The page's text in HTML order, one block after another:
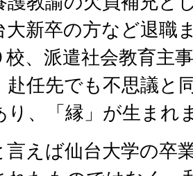
大新卒の方など退職
校、派遣社会教育主
赴任先でも不思議と
り、「縁」が生まれ
えば仙台大学の卒